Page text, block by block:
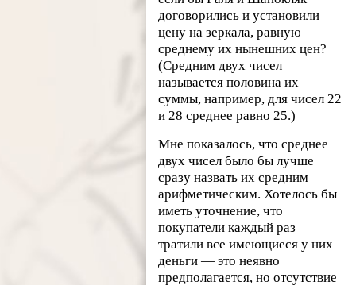
договорились и установили
цену на зеркала, равную
среднему их нынешних цен?
(Средним двух чисел
называется половина их
суммы, например, для чисел 22
и 28 среднее равно 25.)
Мне показалось, что среднее
двух чисел было бы лучше
сразу назвать их средним
арифметическим. Хотелось бы
иметь уточнение, что
покупатели каждый раз
тратили все имеющиеся у них
деньги — это неявно
предполагается, но отсутствие